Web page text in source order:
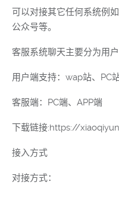
可以对接其它任何系统例
公众号等。
客服系统聊天主要分为用
用户端支持：wap站、PC
客服端：PC端、APP端
下载链接:https://
接入方式
对接方式：